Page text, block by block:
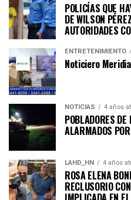
POLICÍAS QUE
DE WILSON
AUTORIDADES
ENTRETENIMIENTO
Noticiero
NOTICIAS 4 años
POBLADORES
ALARMADOS
LAHD_HN 4 años
ROSA ELENA
RECLUSORIO